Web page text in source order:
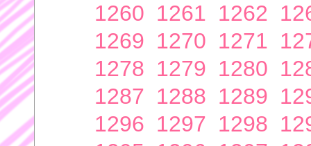
1260 1261 1262
1269 1270 1271
1278 1279 1280
1287 1288 1289
1296 1297 1298